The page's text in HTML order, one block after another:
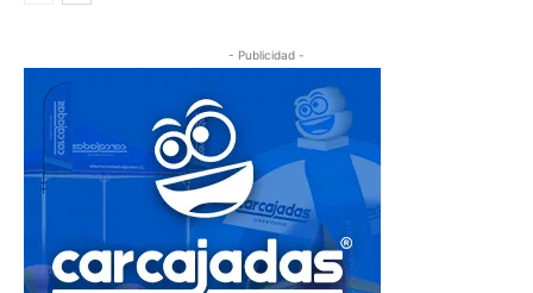
- Publicidad -